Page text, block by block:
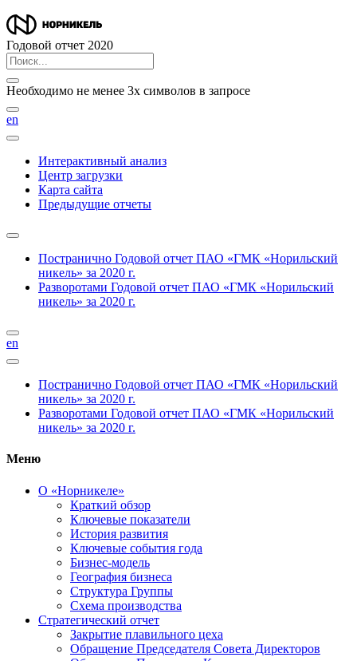
Годовой отчет 2020
Необходимо не менее 3х символов в запросе
en
Интерактивный анализ
Центр загрузки
Карта сайта
Предыдущие отчеты
Постранично Годовой отчет ПАО «ГМК «Норильский
никель» за 2020 г.
Разворотами Годовой отчет ПАО «ГМК «Норильский
никель» за 2020 г.
en
Постранично Годовой отчет ПАО «ГМК «Норильский
никель» за 2020 г.
Разворотами Годовой отчет ПАО «ГМК «Норильский
никель» за 2020 г.
Меню
О «Норникеле»
Краткий обзор
Ключевые показатели
История развития
Ключевые события года
Бизнес-модель
География бизнеса
Структура Группы
Схема производства
Стратегический отчет
Закрытие плавильного цеха
Обращение Председателя Совета Директоров